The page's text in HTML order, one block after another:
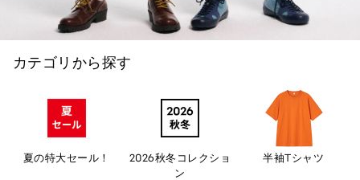
カテゴリから探す
夏の特大セール！
2026秋冬コレクショ
ン
半袖Tシャツ